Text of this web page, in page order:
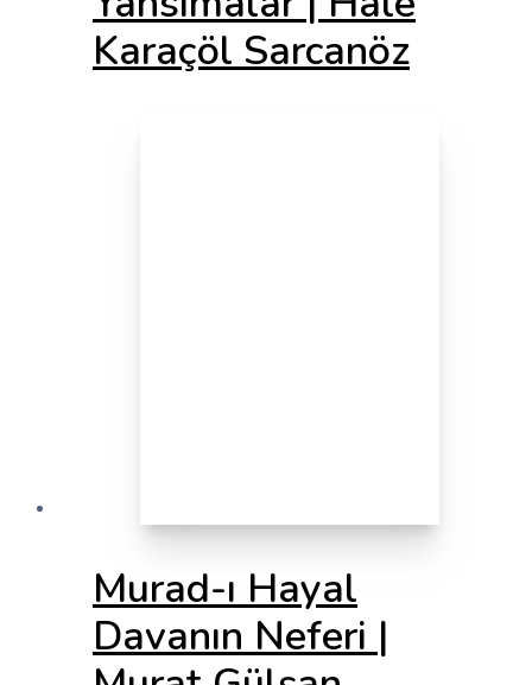
Karaçöl Sarcanöz
Murad-ı Hayal
Davanın Neferi |